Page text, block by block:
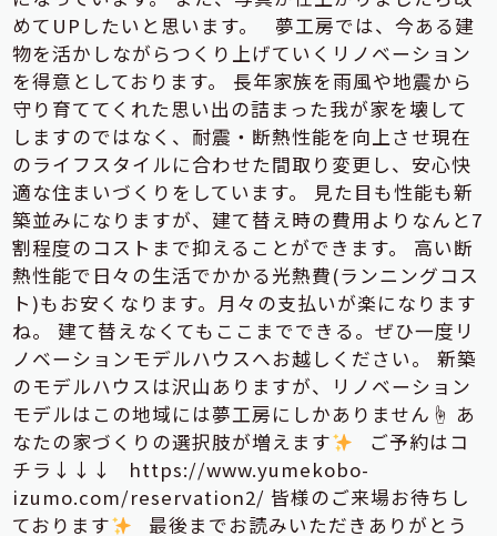
めてUPしたいと思います。 夢工房では、今ある建
物を活かしながらつくり上げていくリノベーション
を得意としております。 長年家族を雨風や地震から
守り育ててくれた思い出の詰まった我が家を壊して
しますのではなく、耐震・断熱性能を向上させ現在
のライフスタイルに合わせた間取り変更し、安心快
適な住まいづくりをしています。 見た目も性能も新
築並みになりますが、建て替え時の費用よりなんと7
割程度のコストまで抑えることができます。 高い断
熱性能で日々の生活でかかる光熱費(ランニングコス
ト)もお安くなります。月々の支払いが楽になります
ね。 建て替えなくてもここまでできる。ぜひ一度リ
ノベーションモデルハウスへお越しください。 新築
のモデルハウスは沢山ありますが、リノベーション
モデルはこの地域には夢工房にしかありません☝ あ
なたの家づくりの選択肢が増えます
ご予約はコ
チラ↓↓↓ https://www.yumekobo-
izumo.com/reservation2/ 皆様のご来場お待ちし
ております
最後までお読みいただきありがとう